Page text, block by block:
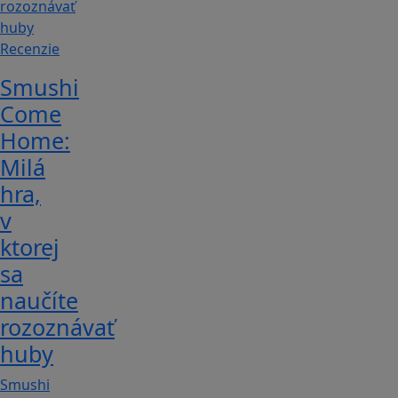
Recenzie
Smushi
Come
Home:
Milá
hra,
v
ktorej
sa
naučíte
rozoznávať
huby
Smushi